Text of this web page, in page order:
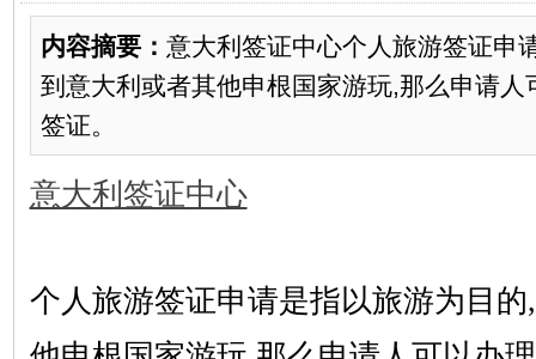
内容摘要： 意大利签证中心个人旅游签证申
到意大利或者其他申根国家游玩,那么申请人
签证。
意大利签证中心
个人旅游签证申请是指以旅游为目的